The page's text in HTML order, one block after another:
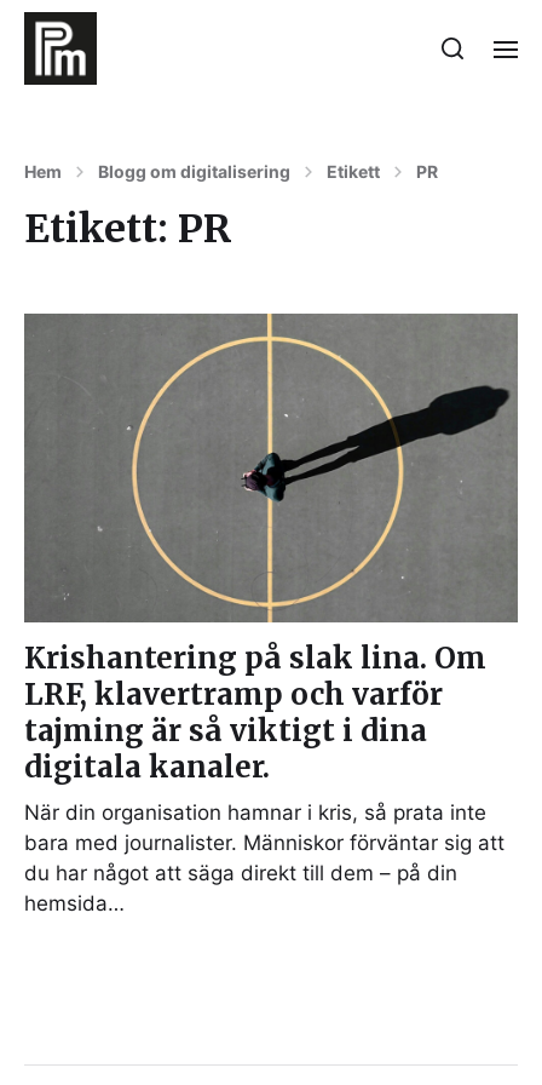
Hem Blogg om digitalisering Etikett PR
Etikett: PR
Krishantering på slak lina. Om
LRF, klavertramp och varför
tajming är så viktigt i dina
digitala kanaler.
När din organisation hamnar i kris, så prata inte
bara med journalister. Människor förväntar sig att
du har något att säga direkt till dem – på din
hemsida…